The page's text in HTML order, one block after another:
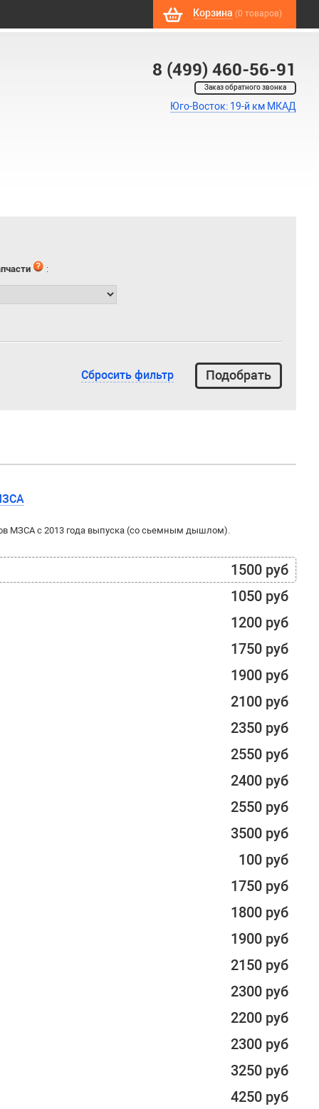
Корзина (0 товаров)
8 (499) 460-56-91
Заказ обратного звонка
Юго-Восток: 19-й км МКАД
:
Сбросить фильтр
МЗСА с 2013 года выпуска (со сьемным дышлом).
1500 руб
1050 руб
1200 руб
1750 руб
1900 руб
2100 руб
2350 руб
2550 руб
2400 руб
2550 руб
3500 руб
100 руб
1750 руб
1800 руб
1900 руб
2150 руб
2300 руб
2200 руб
2300 руб
3250 руб
4250 руб